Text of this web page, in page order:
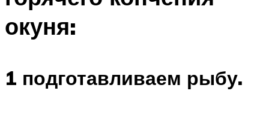
окуня:
1 подготавливаем рыбу.